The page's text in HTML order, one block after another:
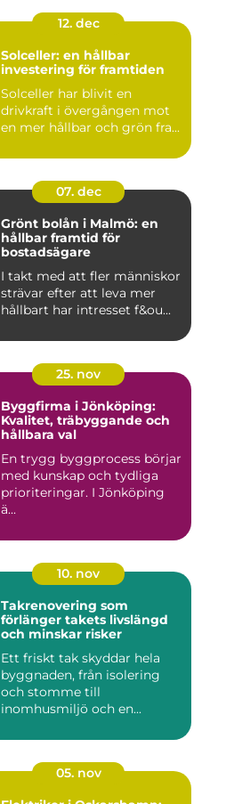
12. dec
Solceller: en hållbar
investering för framtiden
Solceller har blivit en
drivkraft i övergången mot
en mer hållbar och grön fra...
07. dec
Grönt bolån i Malmö: en
hållbar framtid för
bostadsägare
I takt med att fler människor
strävar efter att leva mer
hållbart har intresset f&ou...
25. nov
Byggfirma i Jönköping:
Kvalitet, träbyggande och
hållbara val
En trygg byggprocess börjar
med kunskap och tydliga
prioriteringar. I Jönköping
ä...
10. nov
Takrenovering som
förlänger takets livslängd
och minskar risker
Ett friskt tak skyddar hela
byggnaden, från isolering
och stomme till
inomhusmiljö och en...
05. nov